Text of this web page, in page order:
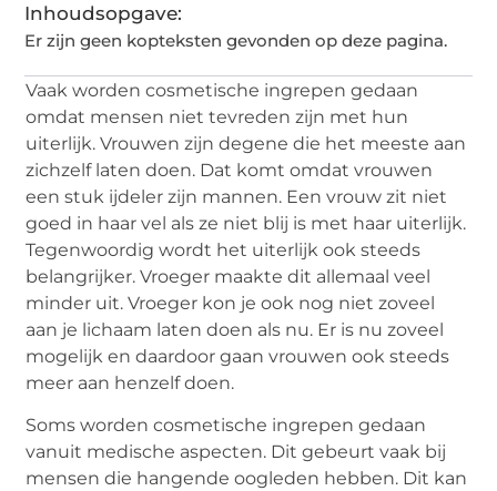
Inhoudsopgave:
Er zijn geen kopteksten gevonden op deze pagina.
Vaak worden cosmetische ingrepen gedaan
omdat mensen niet tevreden zijn met hun
uiterlijk. Vrouwen zijn degene die het meeste aan
zichzelf laten doen. Dat komt omdat vrouwen
een stuk ijdeler zijn mannen. Een vrouw zit niet
goed in haar vel als ze niet blij is met haar uiterlijk.
Tegenwoordig wordt het uiterlijk ook steeds
belangrijker. Vroeger maakte dit allemaal veel
minder uit. Vroeger kon je ook nog niet zoveel
aan je lichaam laten doen als nu. Er is nu zoveel
mogelijk en daardoor gaan vrouwen ook steeds
meer aan henzelf doen.
Soms worden cosmetische ingrepen gedaan
vanuit medische aspecten. Dit gebeurt vaak bij
mensen die hangende oogleden hebben. Dit kan